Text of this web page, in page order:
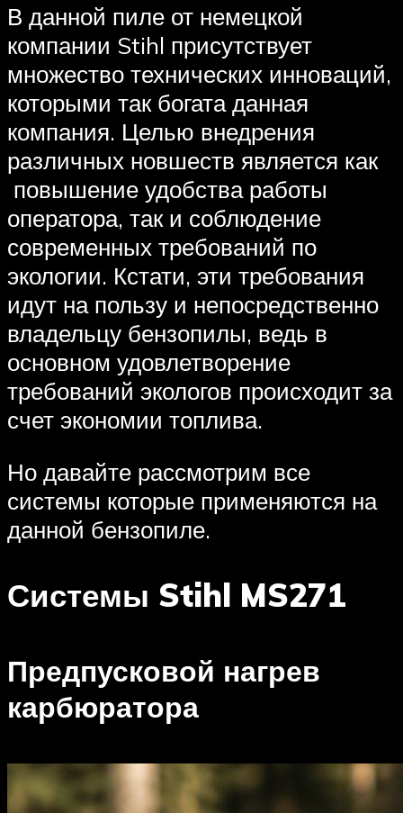
В данной пиле от немецкой
компании Stihl присутствует
множество технических инноваций,
которыми так богата данная
компания. Целью внедрения
различных новшеств является как
повышение удобства работы
оператора, так и соблюдение
современных требований по
экологии. Кстати, эти требования
идут на пользу и непосредственно
владельцу бензопилы, ведь в
основном удовлетворение
требований экологов происходит за
счет экономии топлива.
Но давайте рассмотрим все
системы которые применяются на
данной бензопиле.
Системы Stihl MS271
Предпусковой нагрев
карбюратора